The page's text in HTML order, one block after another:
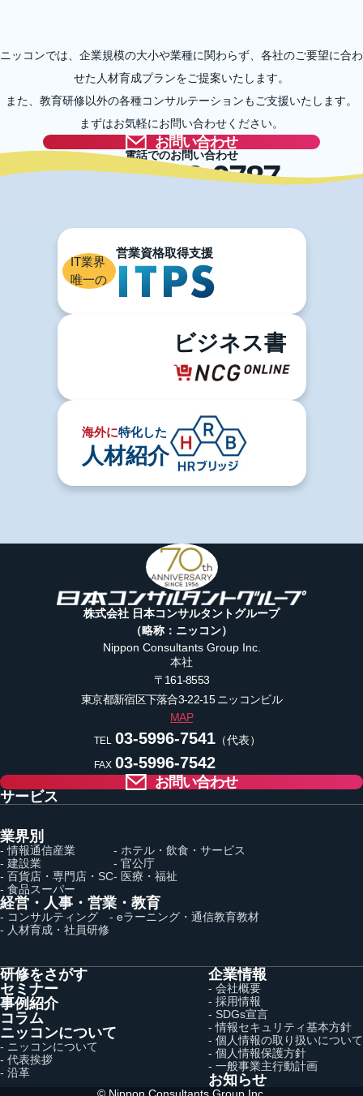
ニッコンでは、企業規模の大小や業種に関わらず、各社のご要望に合わ
せた人材育成プランをご提案いたします。
また、教育研修以外の各種コンサルテーションもご支援いたします。
まずはお気軽にお問い合わせください。
お問い合わせ
電話でのお問い合わせ
03-5996-0787
IT業界
唯一の
ビジネス書
海外に特化した
人材紹介
株式会社 日本コンサルタントグループ
（略称：ニッコン）
Nippon Consultants Group Inc.
本社
〒161-8553
東京都新宿区下落合3-22-15ニッコンビル
MAP
TEL 03-5996-7541（代表）
FAX 03-5996-7542
お問い合わせ
サービス
業界別
- 情報通信産業
- 建設業
- 百貨店・専門店・SC
- 食品スーパー
- ホテル・飲食・サービス
- 官公庁
- 医療・福祉
経営・人事・営業・教育
- コンサルティング
- 人材育成・社員研修
- eラーニング・通信教育教材
研修をさがす
セミナー
事例紹介
コラム
ニッコンについて
- ニッコンについて
- 代表挨拶
- 沿革
企業情報
- 会社概要
- 採用情報
- SDGs宣言
- 情報セキュリティ基本方針
- 個人情報の取り扱いについて
- 個人情報保護方針
- 一般事業主行動計画
お知らせ